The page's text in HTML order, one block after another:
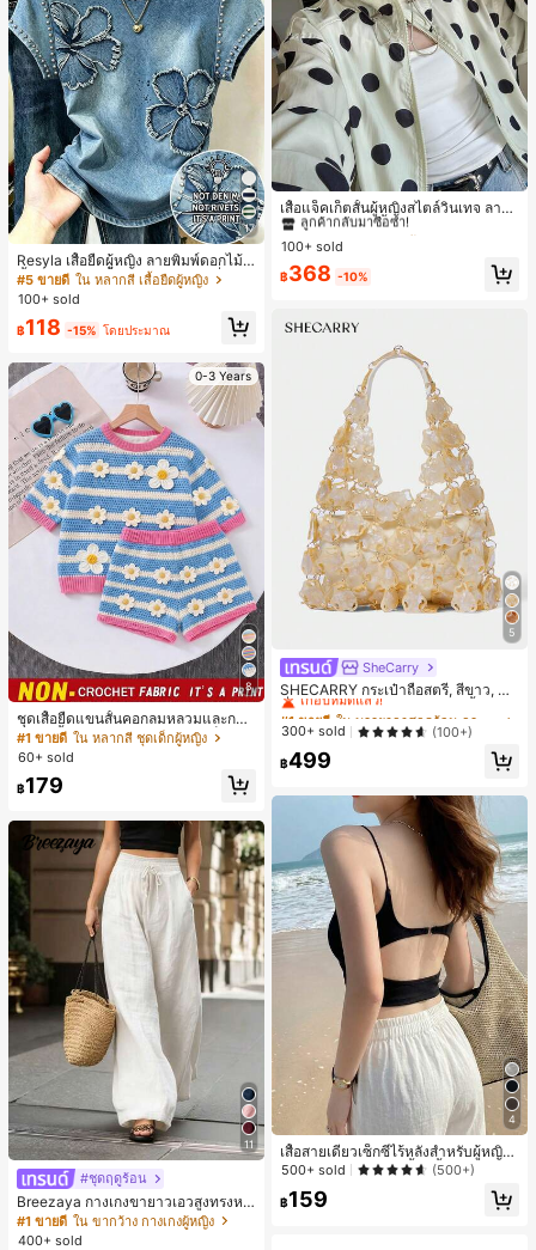
17
Resyla เสื้อยืดผู้หญิง ลายพิมพ์ดอกไม้สี
น้ำเงินวินเทจ เสื้อสำหรับออกไปเที่ยวฤ
ดูร้อน ดีไซน์กราฟิก สบายๆ อเนกประสง
องเที่ยวกลางแจ้ง
#5 ขายดี ใน หลากสี เสื้อยืดผู้หญิง
100+ sold
฿118 -15% โดยประมาณ
0-3 Years
8
ชุดเสื้อยืดแขนสั้นคอกลมหลวมและกาง
เกงขาสั้นไบค์เกอร์รัดรูปสำหรับเด็กผู้ห
ญิง สไตล์มินิมอล เหมาะสำหรับฤดูใบไ
#1 ขายดี ใน หลากสี ชุดเด็กผู้หญิง
60+ sold
฿179
11
#ชุดฤดูร้อน
Breezaya กางเกงขายาวเอวสูงทรงหล
วมขาบานสำหรับผู้หญิง สีขาวเรียบหรูส
ไตล์ชิค เหมาะสำหรับใส่เที่ยวทะเล วันห
#1 ขายดี ใน ขากว้าง กางเกงผู้หญิง
400+ sold
เสื้อแจ็คเก็ตสั้นผู้หญิงสไตล์วินเทจ ลายจุ
ดขนาดใหญ่ คอตั้ง เอวเข้ารูป แขนพอง
ทรงหลวม แฟชั่นอเนกประสงค์ สำหรับใ
ส่ประจำวันและไปเที่ยวพักผ่อน
#1 ขายดี
ใน กระเป๋า เสื้อคลุมลำลอง
ลูกค้ากลับมาซื้อซ้ำ!
#1 ขายดี ใน กระเป๋า เสื้อคลุมลำลอง
ลูกค้ากลับมาซื้อซ้ำ!
#1 ขายดี ใน กระเป๋า เสื้อคลุมลำลอง
ลูกค้ากลับมาซื้อซ้ำ!
#1 ขายดี
ใน กระเป๋า เสื้อคลุมลำลอง
100+ sold
฿368 -10%
5
SheCarry
SHECARRY กระเป๋าถือสตรี, สีขาว, แฟ
ชั่น, สง่างาม, วันหยุด, งานปาร์ตี้
#1 ขายดี
เกือบหมดแล้ว!
#1 ขายดี
เกือบหมดแล้ว!
#1 ขายดี
เกือบหมดแล้ว!
#1 ขายดี
ใน บรรยากาศฤดูร้อน กระเป๋าหูหิ้วด้านบนผู้หญิง
เกือบหมดแล้ว!
300+ sold (100+)
฿499
4
เสื้อสายเดี่ยวเซ็กซี่ไร้หลังสำหรับผู้หญิง
พร้อมบราแบบมีฟองน้ำ, เสื้อกล้ามแขน
500+ sold (500+)
฿159